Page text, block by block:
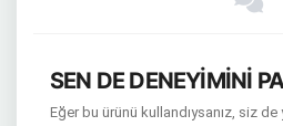
SEN DE DENEYİMİNİ
Eğer bu ürünü kullandıysanız, siz